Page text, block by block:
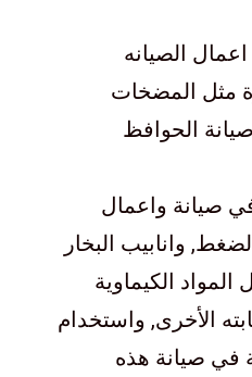
الصيانه
مثل المضخات
الحوافظ
صيانة واعمال
وانابيب البخار
المواد الكيماوية
الأخرى, واستخدام
في صيانة هذه